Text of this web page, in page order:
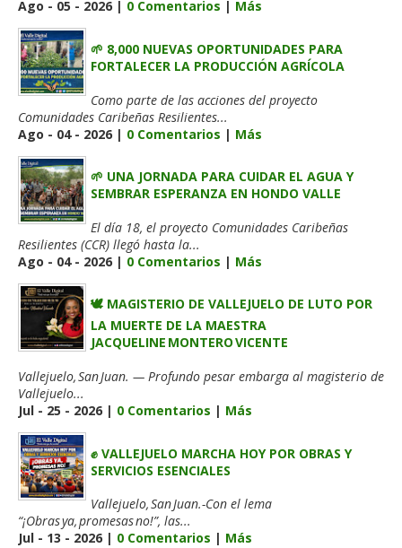
Ago - 05 - 2026 | 0 Comentarios | Más
🌱 8,000 NUEVAS OPORTUNIDADES PARA
FORTALECER LA PRODUCCIÓN AGRÍCOLA
Como parte de las acciones del proyecto
Comunidades Caribeñas Resilientes...
Ago - 04 - 2026 | 0 Comentarios | Más
🌱 UNA JORNADA PARA CUIDAR EL AGUA Y
SEMBRAR ESPERANZA EN HONDO VALLE
El día 18, el proyecto Comunidades Caribeñas
Resilientes (CCR) llegó hasta la...
Ago - 04 - 2026 | 0 Comentarios | Más
🕊️ MAGISTERIO DE VALLEJUELO DE LUTO POR
LA MUERTE DE LA MAESTRA
JACQUELINE MONTERO VICENTE
Vallejuelo, San Juan. — Profundo pesar embarga al magisterio de
Vallejuelo...
Jul - 25 - 2026 | 0 Comentarios | Más
✊ VALLEJUELO MARCHA HOY POR OBRAS Y
SERVICIOS ESENCIALES
Vallejuelo, San Juan.-Con el lema
“¡Obras ya, promesas no!”, las...
Jul - 13 - 2026 | 0 Comentarios | Más